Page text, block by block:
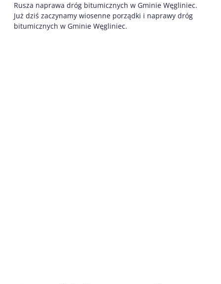
Rusza naprawa dróg bitumicznych w Gminie Węgliniec.
Już dziś zaczynamy wiosenne porządki i naprawy dróg
bitumicznych w Gminie Węgliniec.